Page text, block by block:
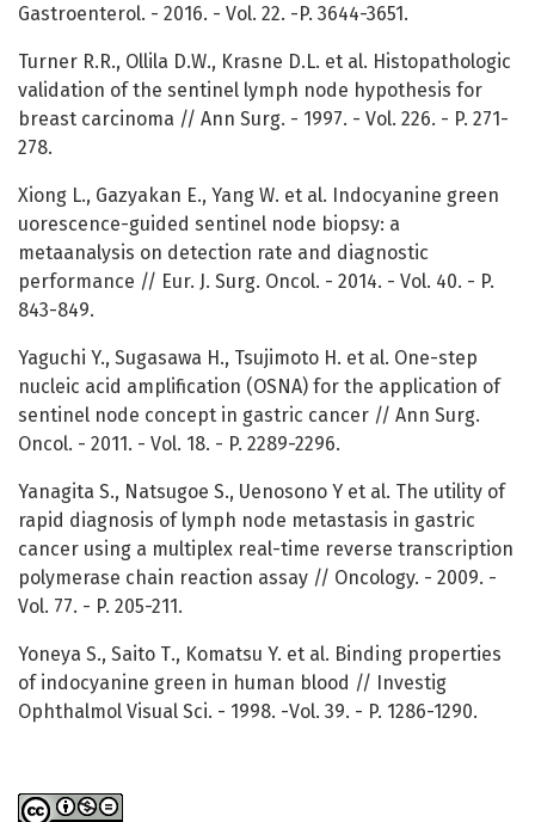
Gastroenterol. - 2016. - Vol. 22. -P. 3644-3651.
Turner R.R., Ollila D.W., Krasne D.L. et al. Histopathologic
validation of the sentinel lymph node hypothesis for
breast carcinoma // Ann Surg. - 1997. - Vol. 226. - P. 271-
278.
Xiong L., Gazyakan E., Yang W. et al. Indocyanine green
uorescence-guided sentinel node biopsy: a
metaanalysis on detection rate and diagnostic
performance // Eur. J. Surg. Oncol. - 2014. - Vol. 40. - P.
843-849.
Yaguchi Y., Sugasawa H., Tsujimoto H. et al. One-step
nucleic acid amplification (OSNA) for the application of
sentinel node concept in gastric cancer // Ann Surg.
Oncol. - 2011. - Vol. 18. - P. 2289-2296.
Yanagita S., Natsugoe S., Uenosono Y et al. The utility of
rapid diagnosis of lymph node metastasis in gastric
cancer using a multiplex real-time reverse transcription
polymerase chain reaction assay // Oncology. - 2009. -
Vol. 77. - P. 205-211.
Yoneya S., Saito Т., Komatsu Y. et al. Binding properties
of indocyanine green in human blood // Investig
Ophthalmol Visual Sci. - 1998. -Vol. 39. - P. 1286-1290.